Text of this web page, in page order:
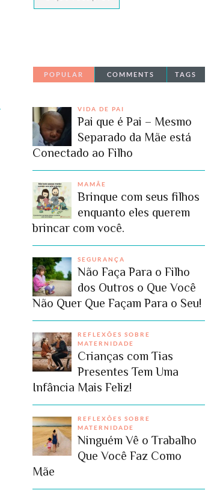
POPULAR COMMENTS TAGS
VIDA DE PAI
Pai que é Pai – Mesmo
Separado da Mãe está
Conectado ao Filho
MAMÃE
Brinque com seus filhos
enquanto eles querem
brincar com você.
SEGURANÇA
Não Faça Para o Filho
dos Outros o Que Você
Não Quer Que Façam Para o Seu!
REFLEXÕES SOBRE
MATERNIDADE
Crianças com Tias
Presentes Tem Uma
Infância Mais Feliz!
REFLEXÕES SOBRE
MATERNIDADE
Ninguém Vê o Trabalho
Que Você Faz Como
Mãe